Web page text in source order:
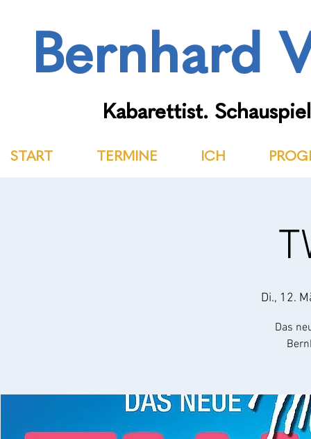
Bernhard
Kabarettist.
START TERMINE ICH
Di., 12.
Das